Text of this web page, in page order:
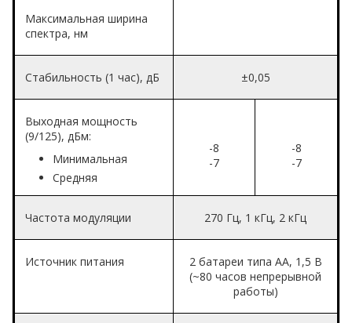
Максимальная ширина
спектра, нм
Стабильность (1 час), дБ ±0,05
Выходная мощность
(9/125), дБм:
Минимальная
Средняя
-8
-7
-8
-7
Частота модуляции 270 Гц, 1 кГц, 2 кГц
Источник питания
2 батареи типа АА, 1,5 В
(~80 часов непрерывной
работы)